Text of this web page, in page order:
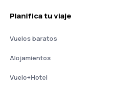
Planifica tu viaje
Vuelos baratos
Alojamientos
Vuelo+Hotel